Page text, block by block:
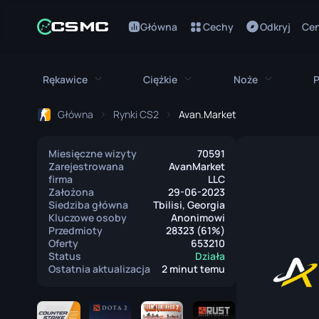
Główna Cechy Odkryj
Rękawice
Rękawice Bloodhound
Rękawice Broken Fang
Rękawice Kierowcy
Owijki na Ręce
Rękawice Hydra
Rękawice Moto
Ciężkie
M249
MAG-7
Negev
Nova
Piła Spalinowa
XM1014
Noże
Nóż Falchion
Główna Rynki CS2 Avan.Market
Miesięczne wizyty
70591
Zarejestrowana
firma
AvanMarket
LLC
Założona
29-06-2023
Siedziba główna
Tbilisi, Georgia
Kluczowe osoby
Anonimowi
Przedmioty
28323 (61%)
Oferty
653210
Status
Działa
Ostatnia aktualizacja
2 minut temu